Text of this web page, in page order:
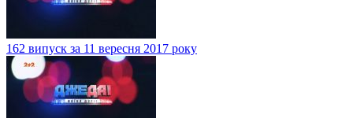
162 випуск за 11 вересня 2017 року